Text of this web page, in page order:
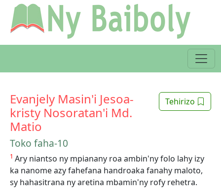
Tehirizo
Evanjely Masin'i Jesoa-
kristy Nosoratan'i Md.
Matio
Toko faha-10
1 Ary niantso ny mpianany roa ambin'ny folo lahy izy
ka nanome azy fahefana handroaka fanahy maloto,
sy hahasitrana ny aretina mbamin'ny rofy rehetra.